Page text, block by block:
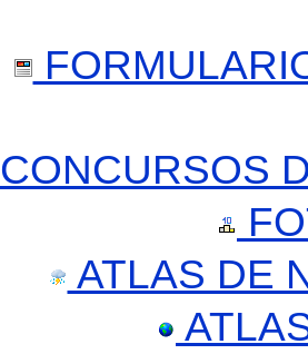
CONCURSOS
ATLAS DE